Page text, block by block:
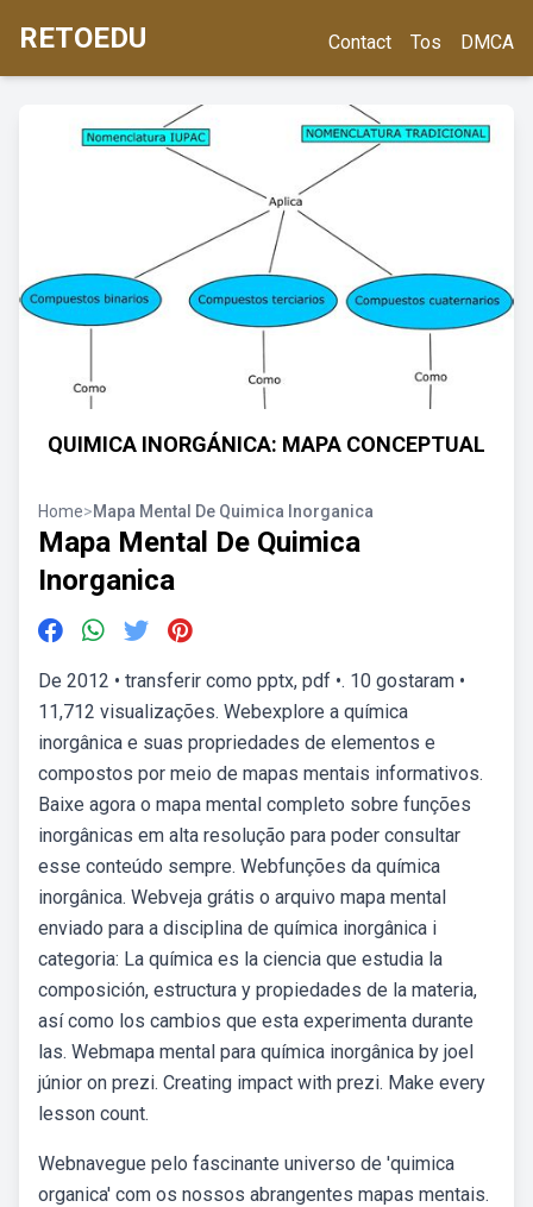
RETOEDU Contact Tos DMCA
QUIMICA INORGÁNICA: MAPA CONCEPTUAL
Home>Mapa Mental De Quimica Inorganica
Mapa Mental De Quimica
Inorganica
De 2012 • transferir como pptx, pdf •. 10 gostaram •
11,712 visualizações. Webexplore a química
inorgânica e suas propriedades de elementos e
compostos por meio de mapas mentais informativos.
Baixe agora o mapa mental completo sobre funções
inorgânicas em alta resolução para poder consultar
esse conteúdo sempre. Webfunções da química
inorgânica. Webveja grátis o arquivo mapa mental
enviado para a disciplina de química inorgânica i
categoria: La química es la ciencia que estudia la
composición, estructura y propiedades de la materia,
así como los cambios que esta experimenta durante
las. Webmapa mental para química inorgânica by joel
júnior on prezi. Creating impact with prezi. Make every
lesson count.
Webnavegue pelo fascinante universo de 'quimica
organica' com os nossos abrangentes mapas mentais.